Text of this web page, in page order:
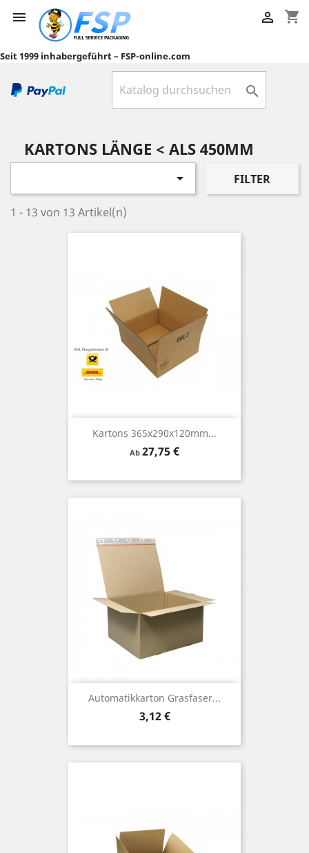
 shopping_cart

Seit 1999 inhabergeführt – FSP-online.com

KARTONS LÄNGE < ALS 450MM
 FILTER
1 - 13 von 13 Artikel(n)
Kartons 365x290x120mm...
Ab Preis
27,75 €
Automatikkarton Grasfaser...
Preis
3,12 €